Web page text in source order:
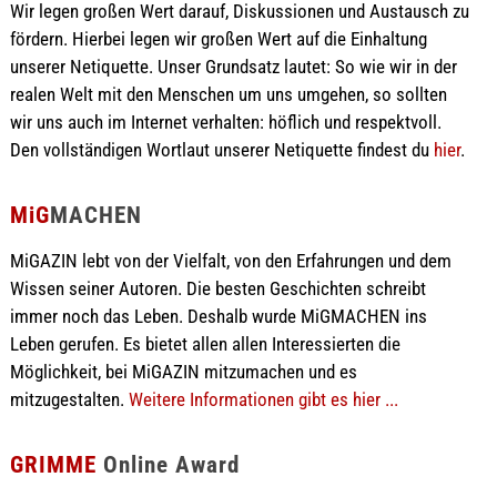
Wir legen großen Wert darauf, Diskussionen und Austausch zu
fördern. Hierbei legen wir großen Wert auf die Einhaltung
unserer Netiquette. Unser Grundsatz lautet: So wie wir in der
realen Welt mit den Menschen um uns umgehen, so sollten
wir uns auch im Internet verhalten: höflich und respektvoll.
Den vollständigen Wortlaut unserer Netiquette findest du hier.
MiGMACHEN
MiGAZIN lebt von der Vielfalt, von den Erfahrungen und dem
Wissen seiner Autoren. Die besten Geschichten schreibt
immer noch das Leben. Deshalb wurde MiGMACHEN ins
Leben gerufen. Es bietet allen allen Interessierten die
Möglichkeit, bei MiGAZIN mitzumachen und es
mitzugestalten. Weitere Informationen gibt es hier ...
GRIMME Online Award